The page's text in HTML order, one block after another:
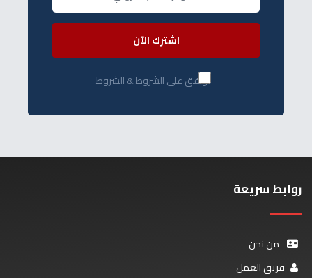
اشترك الآن
أوافق على الشروط & الشروط
روابط سريعة
من نحن
فريق العمل